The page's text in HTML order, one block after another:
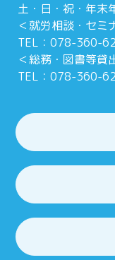
土・日・祝・年末
＜就労相談・セミ
TEL：078-360-
＜総務・図書等貸
TEL：078-360-